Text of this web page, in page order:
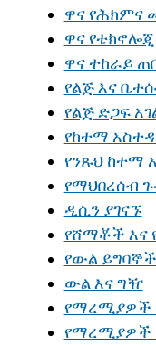
ዋና የሕክምና
ዋና
ዋና ተከራይ
የልጅ እና
የልጅ ድጋፍ
የከተማ
የንጹህ ከተማ
የማህበረሰብ
ዲሲን ያገናኙ
የሸማቾች እና
የውል
ውል እና ግዥ
የማረሚያዎች
የማረሚያዎች